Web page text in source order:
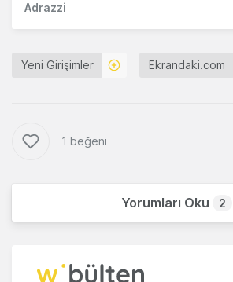
Adrazzi
Yeni Girişimler Ekrandaki.com
1 beğeni
Yorumları Oku 2